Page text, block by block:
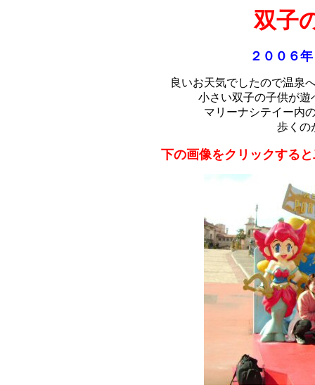
双子
２００６
良いお天気でしたので温泉
小さい双子の子供が
マリーナシテイー内
歩くの
下の画像をクリックする